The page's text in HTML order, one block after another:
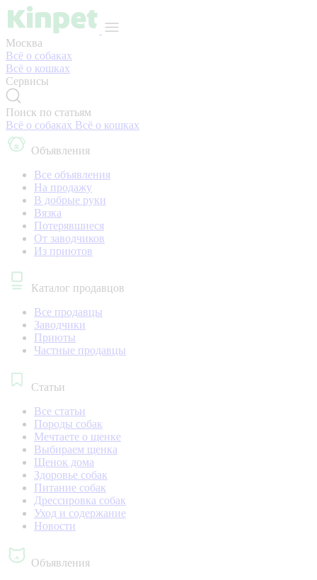
Москва
Всё о собаках
Всё о кошках
Сервисы
Поиск по статьям
Всё о собаках Всё о кошках
Объявления
Все объявления
На продажу
В добрые руки
Вязка
Потерявшиеся
От заводчиков
Из приютов
Каталог продавцов
Все продавцы
Заводчики
Приюты
Частные продавцы
Статьи
Все статьи
Породы собак
Мечтаете о щенке
Выбираем щенка
Щенок дома
Здоровье собак
Питание собак
Дрессировка собак
Уход и содержание
Новости
Объявления